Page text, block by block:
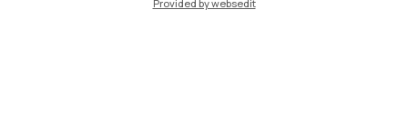
Provided by websedit